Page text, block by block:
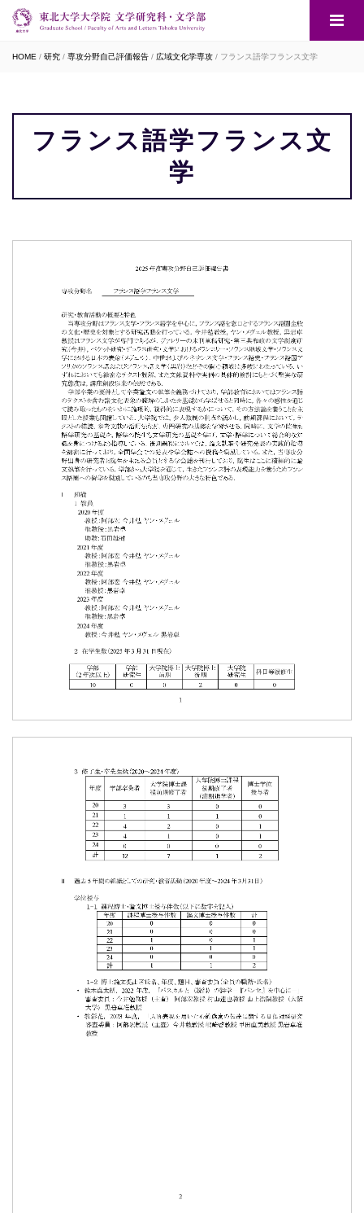
HOME 研究 専攻分野自己評価報告 広域文化学専攻 フランス語学フランス文学
フランス語学フランス文
学